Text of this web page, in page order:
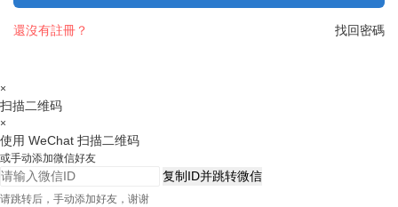
找回密碼
還沒有註冊？
×
扫描二维码
×
使用 WeChat 扫描二维码
或手动添加微信好友
复制ID并跳转微信
请跳转后，手动添加好友，谢谢